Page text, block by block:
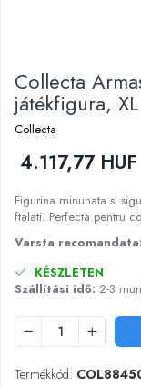
Zenei eszközök
Zenélő körhinták
Szerepjátékok
Mesemondás
Gyerek munkapadok
Varázs fúrógép
Reborn babák
Játékállatok
Dínós játékok
Ajándékok 10 éves
Ajándékok 11 éves
Ajándékok 12 éves
Collecta
játékfigura,
Collecta
4.117,77 HUF
Figurina minunata si
ftalati. Perfecta pentru
Varsta recomandata:
KÉSZLETEN
Szállítási idő: 2-3
Termékkód: